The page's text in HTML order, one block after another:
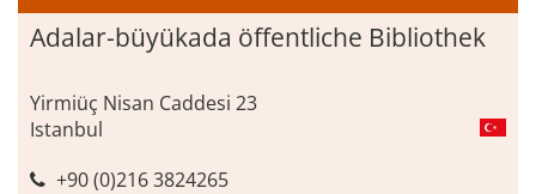
Adalar-büyükada öffentliche Bibliothek
Yirmiüç Nisan Caddesi 23
Istanbul
+90 (0)216 3824265